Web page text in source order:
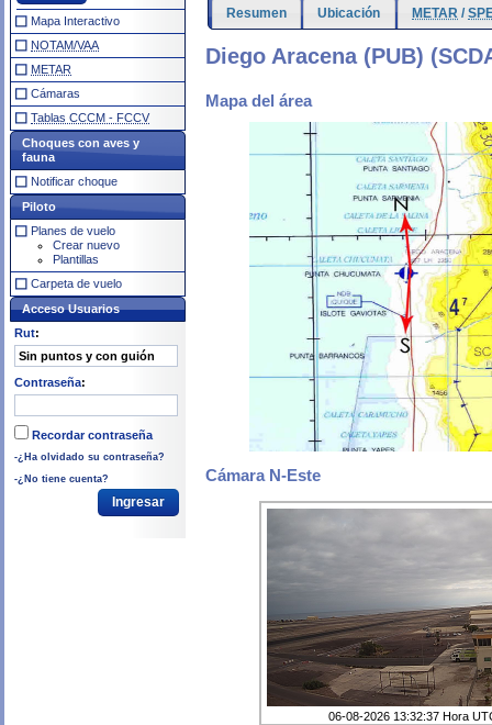
Resumen Ubicación METAR /
Diego Aracena (PUB)
Mapa del área
Cámara N-Este
06-08-2026 13:32:37 Hora
Mapa Interactivo
NOTAM/VAA
METAR
Cámaras
Tablas CCCM - FCCV
Choques con aves y
fauna
Notificar choque
Piloto
Planes de vuelo
Crear nuevo
Plantillas
Carpeta de vuelo
Acceso Usuarios
Rut:
Contraseña:
Recordar contraseña
-¿Ha olvidado su contraseña?
-¿No tiene cuenta?